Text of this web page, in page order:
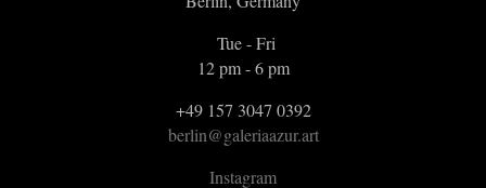
Tue - Fri
12 pm - 6 pm
+49 157 3047 0392
berlin@galeriaazur.art
Instagram